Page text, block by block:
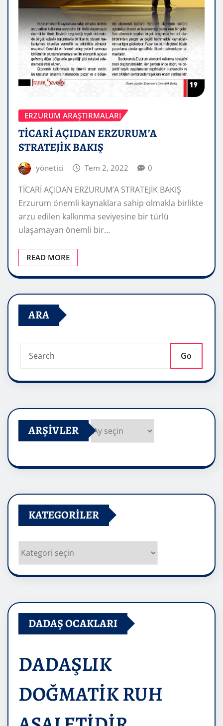
ERZURUM ARAŞTIRMALARI
TİCARİ AÇIDAN ERZURUM’A
STRATEJİK BAKIŞ
yönetici Tem 2, 2022 0
TİCARİ AÇIDAN ERZURUM’A STRATEJİK BAKIŞ
Erzurum önemli kaynaklara sahip olmakla birlikte
arzu edilen kalkınma seviyesine bir türlü
ulaşamayan önemli bir…
READ MORE
ARA
Go
ARŞIVLER
KATEGORILER
Kategoriler
DADAŞ OCAKLARI
DADAŞLIK
DOĞMATİK RUH